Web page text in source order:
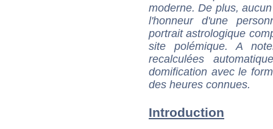
moderne. De plus,
l'honneur d'une
portrait astrologique
site polémique. A
recalculées
domification avec le
des heures connues.
Introduction